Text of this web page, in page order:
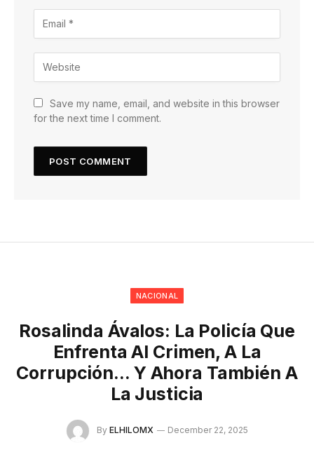
Save my name, email, and website in this browser
for the next time I comment.
NACIONAL
Rosalinda Ávalos: La Policía Que
Enfrenta Al Crimen, A La
Corrupción… Y Ahora También A
La Justicia
By ELHILOMX December 22, 2025